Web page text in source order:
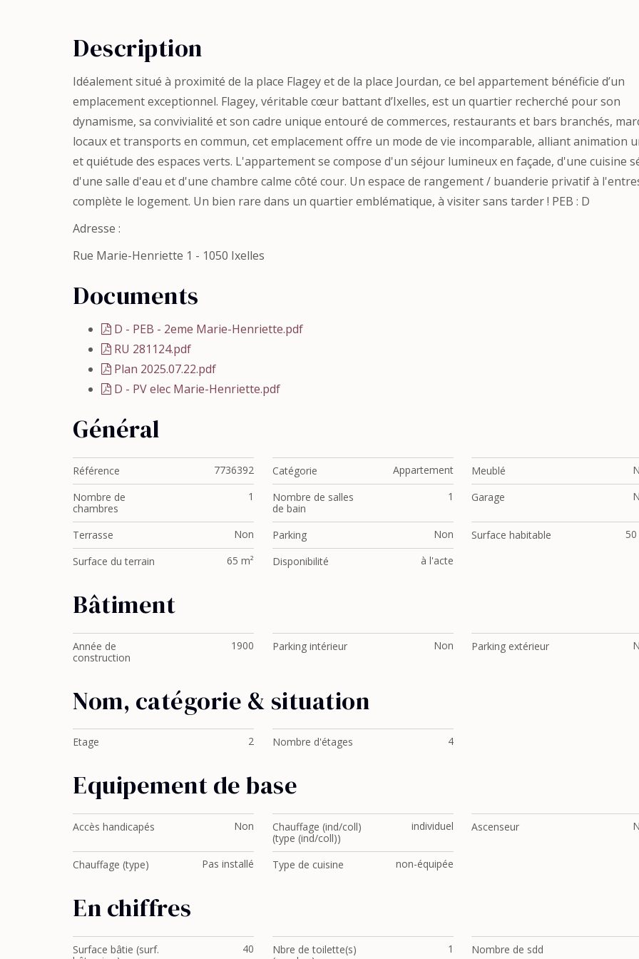
Description
Idéalement situé à proximité de la place Flagey et de la place Jourdan, ce bel appartement bénéficie d’un
emplacement exceptionnel. Flagey, véritable cœur battant d’Ixelles, est un quartier recherché pour son
dynamisme, sa convivialité et son cadre unique entouré de commerces, restaurants et bars branchés,
locaux et transports en commun, cet emplacement offre un mode de vie incomparable, alliant animation
et quiétude des espaces verts. L'appartement se compose d'un séjour lumineux en façade, d'une cuisine
d'une salle d'eau et d'une chambre calme côté cour. Un espace de rangement / buanderie privatif à
complète le logement. Un bien rare dans un quartier emblématique, à visiter sans tarder ! PEB : D
Adresse :
Rue Marie-Henriette 1 - 1050 Ixelles
Documents
D - PEB - 2eme Marie-Henriette.pdf
RU 281124.pdf
Plan 2025.07.22.pdf
D - PV elec Marie-Henriette.pdf
Général
Référence 7736392 Catégorie Appartement Meublé
Nombre de
chambres
1
Nombre de salles
de bain
1 Garage
Terrasse Non Parking Non Surface habitable
50
Surface du terrain
65 m² Disponibilité à l'acte
Bâtiment
Année de
construction
1900 Parking intérieur Non Parking extérieur
Nom, catégorie & situation
Etage 2 Nombre d'étages 4
Equipement de base
Accès handicapés Non
Chauffage (ind/coll)
(type (ind/coll))
individuel Ascenseur
Chauffage (type) Pas installé Type de cuisine non-équipée
En chiffres
Surface bâtie (surf.
40
Nbre de toilette(s)
1 Nombre de sdd